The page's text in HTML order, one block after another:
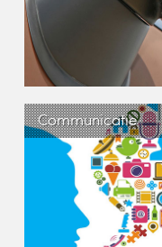
Communicatie